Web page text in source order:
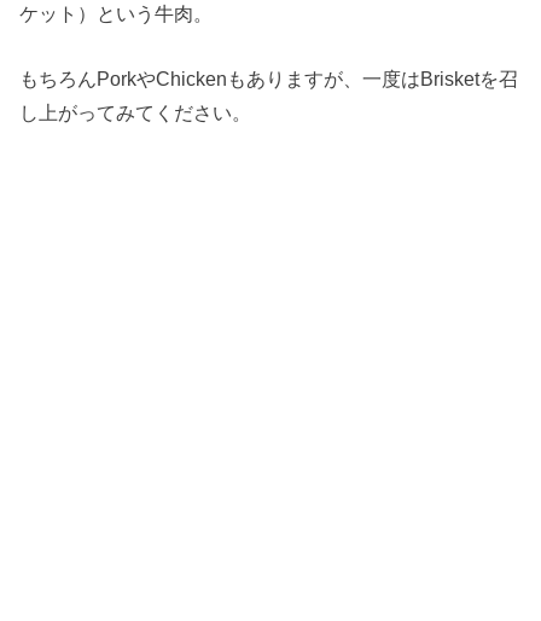
ケット）という牛肉。
もちろんPorkやChickenもありますが、一度はBrisketを召
し上がってみてください。